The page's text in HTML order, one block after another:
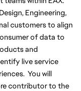
Engineering,
customers to align
of data to
and
live service
You will
contributor to the